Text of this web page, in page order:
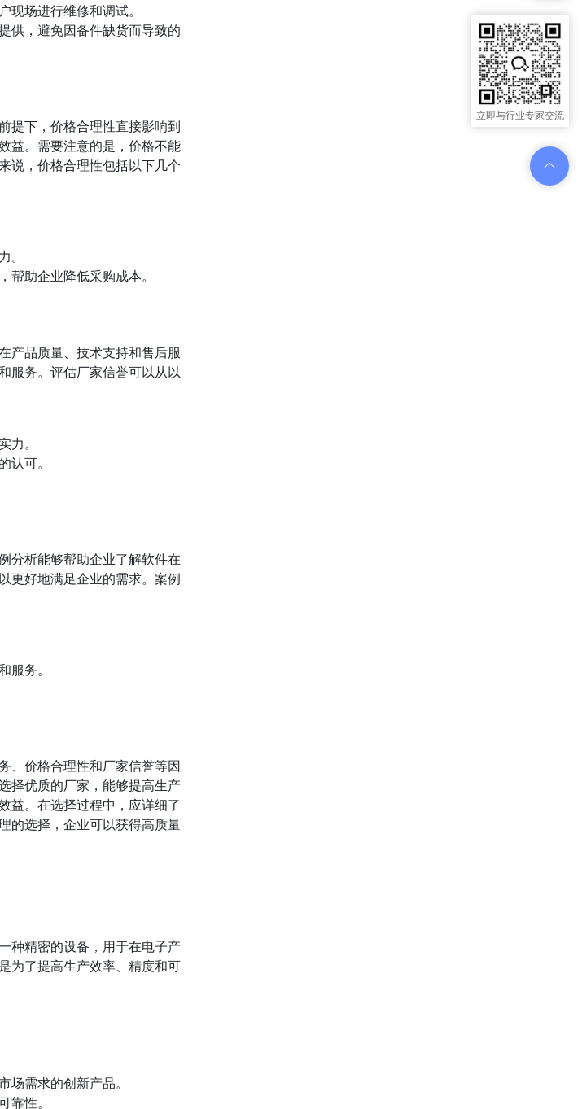
现场进行维修和调试。
供，避免因备件缺货而导致的
提下，价格合理性直接影响到
益。需要注意的是，价格不能
说，价格合理性包括以下几个
帮助企业降低采购成本。
产品质量、技术支持和售后服
服务。评估厂家信誉可以从以
力。
认可。
分析能够帮助企业了解软件在
更好地满足企业的需求。案例
服务。
、价格合理性和厂家信誉等因
择优质的厂家，能够提高生产
益。在选择过程中，应详细了
的选择，企业可以获得高质量
种精密的设备，用于在电子产
为了提高生产效率、精度和可
需求的创新产品。
性。
立即与行业专家交流